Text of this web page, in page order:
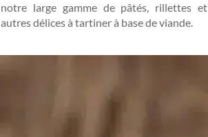
notre large gamme de pâtés, rillettes et
autres délices à tartiner à base de viande.